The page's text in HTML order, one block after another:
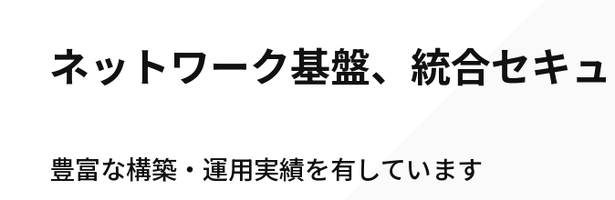
ネットワーク基盤、統合セキ
豊富な構築・運用実績を有しています